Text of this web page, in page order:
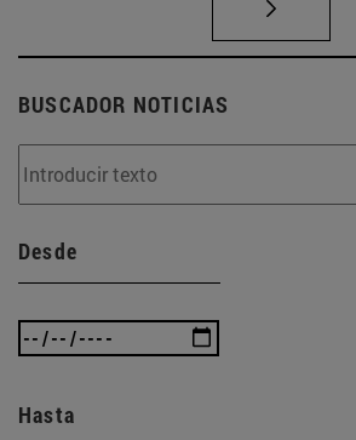
BUSCADOR NOTICIAS
Desde
Hasta